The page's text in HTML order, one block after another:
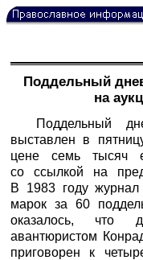
Поддельный
на
Поддельный
выставлен в
цене семь тысяч
со ссылкой на
В 1983 году
марок за 60
оказалось, что
авантюристом
приговорен к